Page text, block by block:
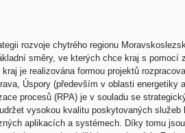
rozvoje chytrého regionu
směry, ve kterých chce kraj s
je realizována formou projektů
Úspory (především v oblasti
procesů (RPA) je v souladu se
vysokou kvalitu poskytovaných služeb
aplikacích a systémech. Díky tomu